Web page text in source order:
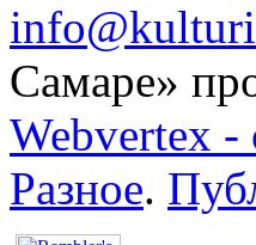
Самаре»
Webvertex -
Разное.